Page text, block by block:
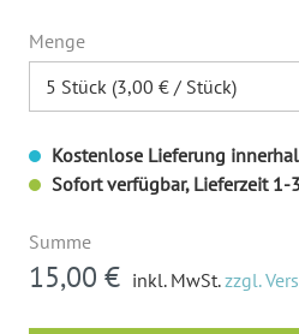
Menge
Kostenlose Lieferung
Sofort verfügbar, Lieferzeit 1-
Summe
15,00 € inkl. MwSt.zzgl.